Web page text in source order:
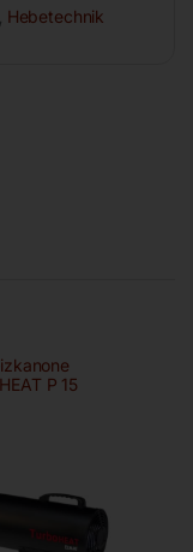
Hebetechnik
P 15